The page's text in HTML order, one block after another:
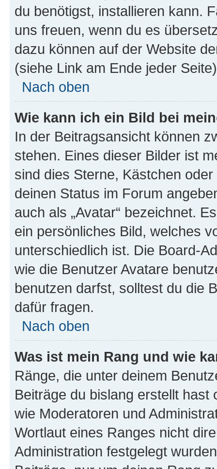
du benötigst, installieren kann.
uns freuen, wenn du es
dazu können auf der Website
(siehe Link am Ende jeder
Nach oben
Wie kann ich ein Bild bei
In der Beitragsansicht können
stehen. Eines dieser Bilder ist
sind dies Sterne, Kästchen
deinen Status im Forum
auch als „Avatar“ bezeichnet.
ein persönliches Bild, welches
unterschiedlich ist. Die Board-
wie die Benutzer Avatare
benutzen darfst, solltest du die
dafür fragen.
Nach oben
Was ist mein Rang und wie
Ränge, die unter deinem
Beiträge du bislang erstellt
wie Moderatoren und
Wortlaut eines Ranges nicht
Administration festgelegt